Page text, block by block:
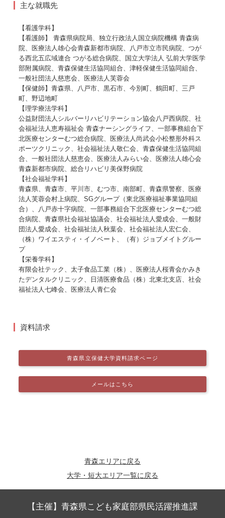
主な就職先
【看護学科】
【看護師】 青森県病院局、独立行政法人国立病院機構 青森病
院、医療法人雄心会青森新都市病院、八戸市立市民病院、つが
る西北五広域連合 つがる総合病院、国立大学法人 弘前大学医学
部附属病院、青森保健生活協同組合、津軽保健生活協同組合、
一般社団法人慈恵会、医療法人芙蓉会
【保健師】青森県、八戸市、黒石市、今別町、鶴田町、三戸
町、野辺地町
【理学療法学科】
公益財団法人シルバーリハビリテーション協会八戸西病院、社
会福祉法人恵寿福祉会 青森ナーシングライフ、一部事務組合下
北医療センターむつ総合病院、医療法人尚武会小松整形外科ス
ポーツクリニック、社会福祉法人敬仁会、青森保健生活協同組
合、一般社団法人慈恵会、医療法人みらい会、医療法人雄心会
青森新都市病院、総合リハビリ美保野病院
【社会福祉学科】
青森県、青森市、平川市、むつ市、南部町、青森県警察、医療
法人芙蓉会村上病院、SGグループ（東北医療福祉事業協同組
合）、八戸赤十字病院、一部事務組合下北医療センターむつ総
合病院、青森県社会福祉協議会、社会福祉法人愛成会、一般財
団法人愛成会、社会福祉法人秋葉会、社会福祉法人宏仁会、
（株）ワイエスティ・イノベート、（有）ジョブメイトグルー
プ
【栄養学科】
有限会社テック、太子食品工業（株）、医療法人桜青会かみき
たデンタルクリニック、日清医療食品（株）北東北支店、社会
福祉法人七峰会、医療法人青仁会
資料請求
青森県立保健大学資料請求ページ
メールはこちら
青森エリアに戻る
大学・短大エリア一覧に戻る
【主催】青森県こども家庭部県民活躍推進課